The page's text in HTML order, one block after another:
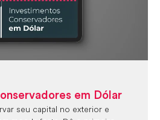
em Dólar
seu capital no exterior e